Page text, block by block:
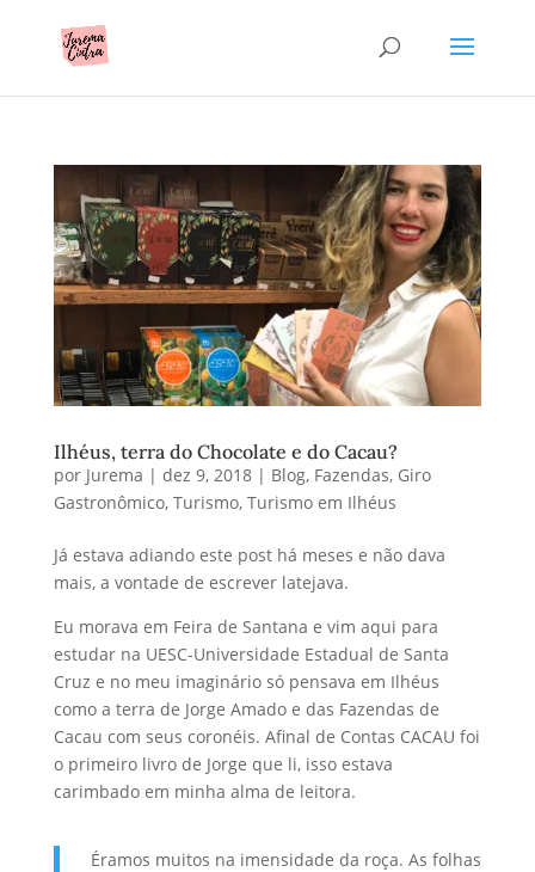
Ilhéus, terra do Chocolate e do Cacau?
por Jurema | dez 9, 2018| Blog, Fazendas, Giro
Gastronômico, Turismo, Turismo em Ilhéus
Já estava adiando este post há meses e não dava
mais, a vontade de escrever latejava.
Eu morava em Feira de Santana e vim aqui para
estudar na UESC-Universidade Estadual de Santa
Cruz e no meu imaginário só pensava em Ilhéus
como a terra de Jorge Amado e das Fazendas de
Cacau com seus coronéis. Afinal de Contas CACAU foi
o primeiro livro de Jorge que li, isso estava
carimbado em minha alma de leitora.
Éramos muitos na imensidade da roça. As folhas